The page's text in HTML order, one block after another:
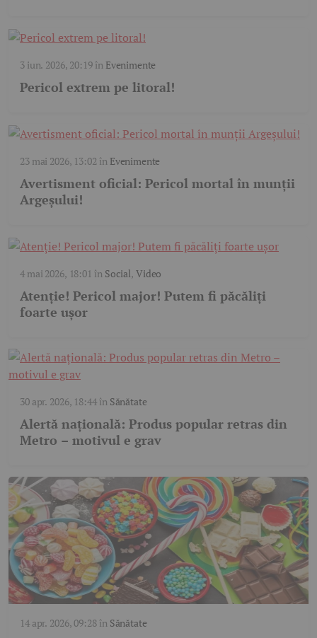
3 iun. 2026, 20:19în Evenimente
Pericol extrem pe litoral!
23 mai 2026, 13:02 în Evenimente
Avertisment oficial: Pericol mortal în munții
Argeșului!
4 mai 2026, 18:01 în Social, Video
Atenție! Pericol major! Putem fi păcăliți
foarte ușor
30 apr. 2026, 18:44în Sănătate
Alertă națională: Produs popular retras din
Metro – motivul e grav
14 apr. 2026, 09:28în Sănătate